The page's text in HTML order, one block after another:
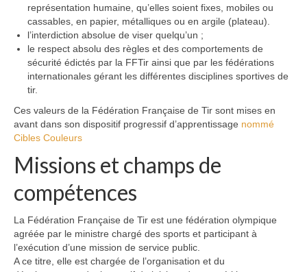
représentation humaine, qu’elles soient fixes, mobiles ou
cassables, en papier, métalliques ou en argile (plateau).
l’interdiction absolue de viser quelqu’un ;
le respect absolu des règles et des comportements de
sécurité édictés par la FFTir ainsi que par les fédérations
internationales gérant les différentes disciplines sportives de
tir.
Ces valeurs de la Fédération Française de Tir sont mises en
avant dans son dispositif progressif d’apprentissage nommé
Cibles Couleurs
Missions et champs de
compétences
La Fédération Française de Tir est une fédération olympique
agréée par le ministre chargé des sports et participant à
l’exécution d’une mission de service public.
A ce titre, elle est chargée de l’organisation et du